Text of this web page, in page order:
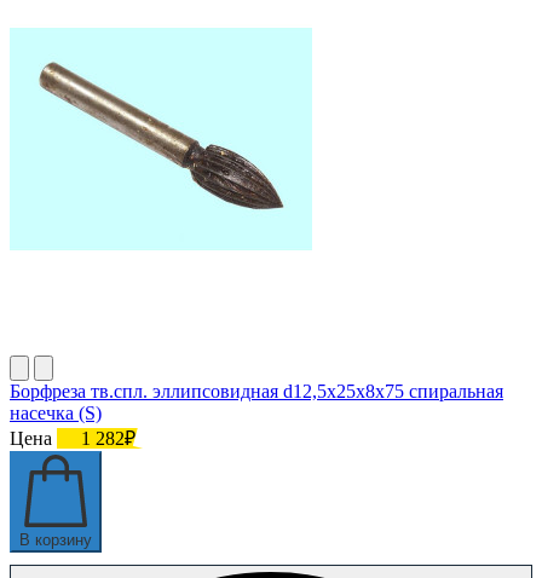
Борфреза тв.спл. эллипсовидная d12,5х25х8х75 спиральная
насечка (S)
Цена
1 282₽
В корзину